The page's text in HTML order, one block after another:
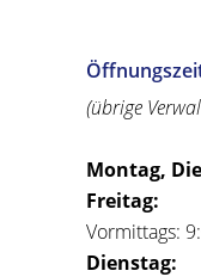
(übrige
Montag,
Freitag:
Vormittags:
Dienstag: